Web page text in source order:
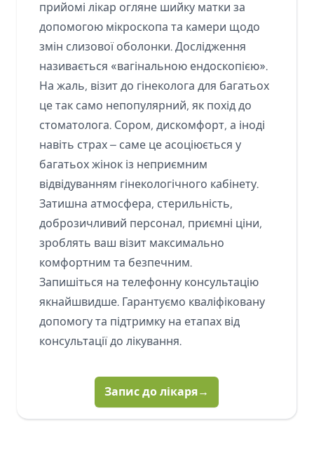
прийомі лікар огляне шийку матки за
допомогою мікроскопа та камери щодо
змін слизової оболонки. Дослідження
називається «вагінальною ендоскопією».
На жаль, візит до гінеколога для багатьох
це так само непопулярний, як похід до
стоматолога. Сором, дискомфорт, а іноді
навіть страх – саме це асоціюється у
багатьох жінок із неприємним
відвідуванням гінекологічного кабінету.
Затишна атмосфера, стерильність,
доброзичливий персонал, приємні ціни,
зроблять ваш візит максимально
комфортним та безпечним.
Запишіться на телефонну консультацію
якнайшвидше. Гарантуємо кваліфіковану
допомогу та підтримку на етапах від
консультації до лікування.
Запис до лікаря→